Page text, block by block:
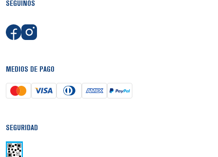
SEGUINOS
MEDIOS DE PAGO
SEGURIDAD